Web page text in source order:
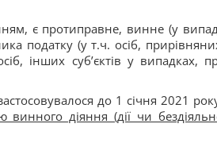
є протиправне, винне (у
податку (у т.ч. осіб,
інших суб’єктів у випадках,
до 1 січня 2021
діяння (дії чи